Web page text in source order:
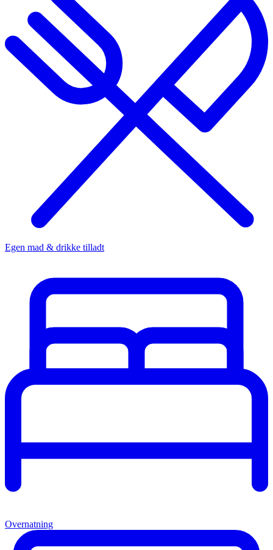
Egen mad & drikke tilladt
Overnatning